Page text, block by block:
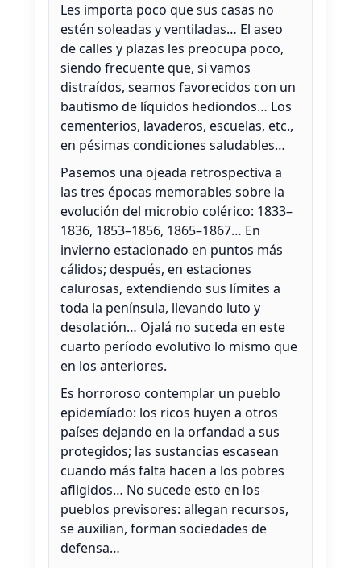
Les importa poco que sus casas no
estén soleadas y ventiladas… El aseo
de calles y plazas les preocupa poco,
siendo frecuente que, si vamos
distraídos, seamos favorecidos con un
bautismo de líquidos hediondos… Los
cementerios, lavaderos, escuelas, etc.,
en pésimas condiciones saludables…
Pasemos una ojeada retrospectiva a
las tres épocas memorables sobre la
evolución del microbio colérico: 1833–
1836, 1853–1856, 1865–1867… En
invierno estacionado en puntos más
cálidos; después, en estaciones
calurosas, extendiendo sus límites a
toda la península, llevando luto y
desolación… Ojalá no suceda en este
cuarto período evolutivo lo mismo que
en los anteriores.
Es horroroso contemplar un pueblo
epidemíado: los ricos huyen a otros
países dejando en la orfandad a sus
protegidos; las sustancias escasean
cuando más falta hacen a los pobres
afligidos… No sucede esto en los
pueblos previsores: allegan recursos,
se auxilian, forman sociedades de
defensa…